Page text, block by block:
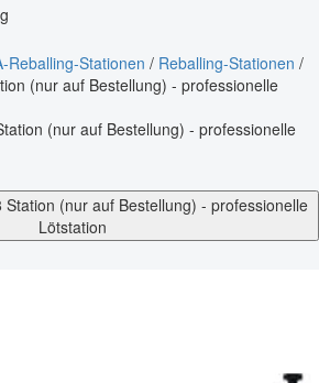
Reballing-Stationen / Reballing-Stationen /
(nur auf Bestellung) - professionelle